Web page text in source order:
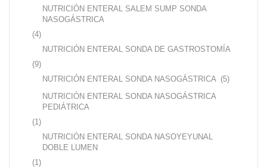
NUTRICIÓN ENTERAL SALEM SUMP SONDA
NASOGÁSTRICA
(4)
NUTRICIÓN ENTERAL SONDA DE GASTROSTOMÍA
(9)
NUTRICIÓN ENTERAL SONDA NASOGÁSTRICA (5)
NUTRICIÓN ENTERAL SONDA NASOGÁSTRICA
PEDIÁTRICA
(1)
NUTRICIÓN ENTERAL SONDA NASOYEYUNAL
DOBLE LUMEN
(1)